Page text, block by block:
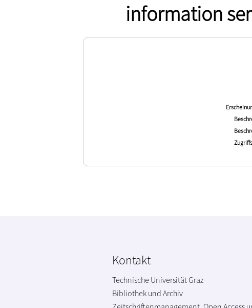
information
Kontakt
Technische Universität Graz
Bibliothek und Archiv